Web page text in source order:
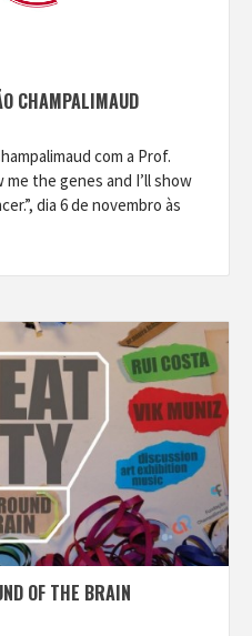
CHAMPALIMAUD
com a Prof.
me the genes and I’ll show
dia 6 de novembro às
OF THE BRAIN